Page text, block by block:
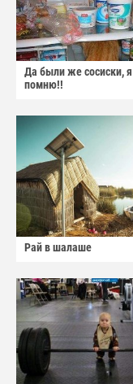
Да были же сосиски,
помню!!
Рай в шалаше